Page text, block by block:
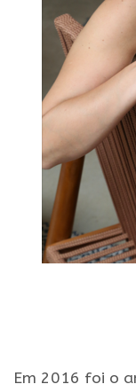
Em 2016 foi o